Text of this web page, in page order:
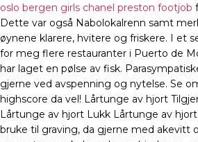
oslo bergen girls chanel preston footjob
Dette var også Nabolokalrenn samt
øynene klarere, hvitere og friskere. I et
for meg flere restauranter i Puerto de
har laget en pølse av fisk.
gjerne ved avspenning og nytelse. Se
highscore da vel! Lårtunge av hjort
Lårtunge av hjort Lukk Lårtunge av
bruke til graving, da gjerne med akevitt